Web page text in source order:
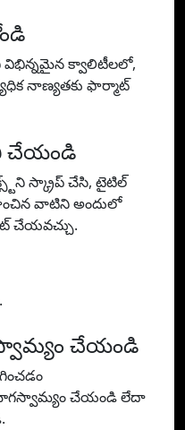
క్వాలిటీలలో,
నాణ్యతకు ఫార్మాట్
చేయండి
స్క్రాప్ చేసి, టైటిల్
వాటిని అందులో
చేయవచ్చు.
చేయండి
చేయండి లేదా